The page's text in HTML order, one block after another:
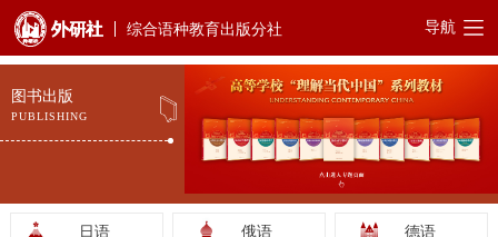
综合语种教育出版分社 导航
图书出版
PUBLISHING
日语 俄语 德语